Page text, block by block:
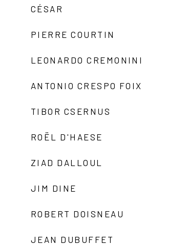
CÉSAR
PIERRE COURTIN
LEONARDO CREMONINI
ANTONIO CRESPO FOIX
TIBOR CSERNUS
ROËL D'HAESE
ZIAD DALLOUL
JIM DINE
ROBERT DOISNEAU
JEAN DUBUFFET